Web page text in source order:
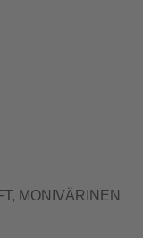
MONIVÄRINEN